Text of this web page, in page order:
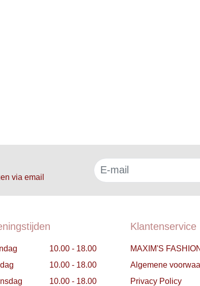
via email
10.00 - 18.00
10.00 - 18.00
10.00 - 18.00
Klantenservice
MAXIM'S FASHION
Algemene
Privacy Policy